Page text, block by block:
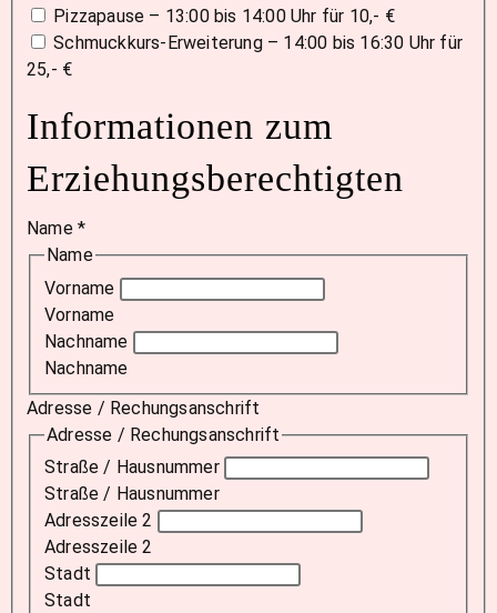
Pizzapause – 13:00 bis 14:00 Uhr für 10,- €
Schmuckkurs-Erweiterung – 14:00 bis 16:30 Uhr für
25,- €
Informationen zum
Erziehungsberechtigten
Name *
Name
Vorname
Vorname
Nachname
Nachname
Adresse / Rechungsanschrift
Adresse / Rechungsanschrift
Straße / Hausnummer
Straße / Hausnummer
Adresszeile 2
Adresszeile 2
Stadt
Stadt